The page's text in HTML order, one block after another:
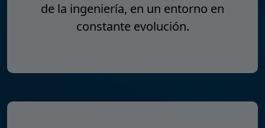
de la ingeniería, en un entorno en
constante evolución.